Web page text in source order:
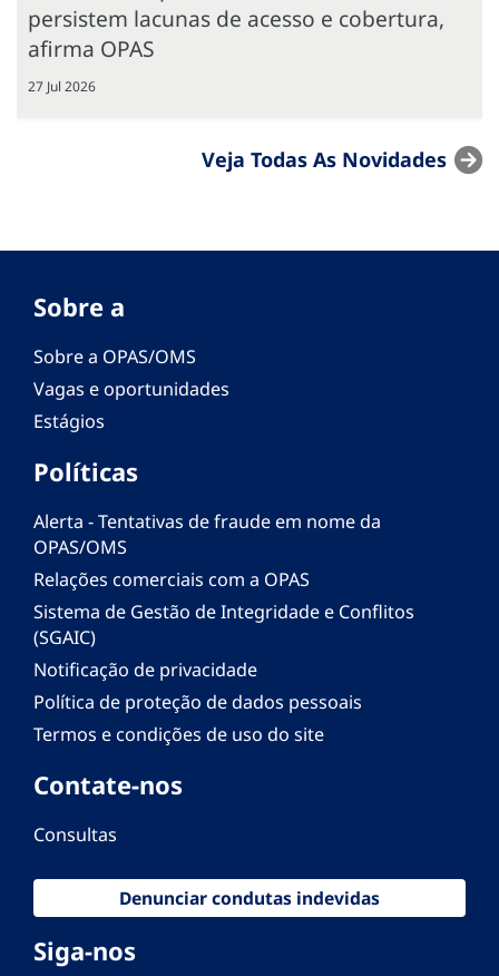
persistem lacunas de acesso e cobertura,
afirma OPAS
27 Jul 2026
Veja Todas As Novidades
Sobre a
Sobre a OPAS/OMS
Vagas e oportunidades
Estágios
Políticas
Alerta - Tentativas de fraude em nome da
OPAS/OMS
Relações comerciais com a OPAS
Sistema de Gestão de Integridade e Conflitos
(SGAIC)
Notificação de privacidade
Política de proteção de dados pessoais
Termos e condições de uso do site
Contate-nos
Consultas
Denunciar condutas indevidas
Siga-nos